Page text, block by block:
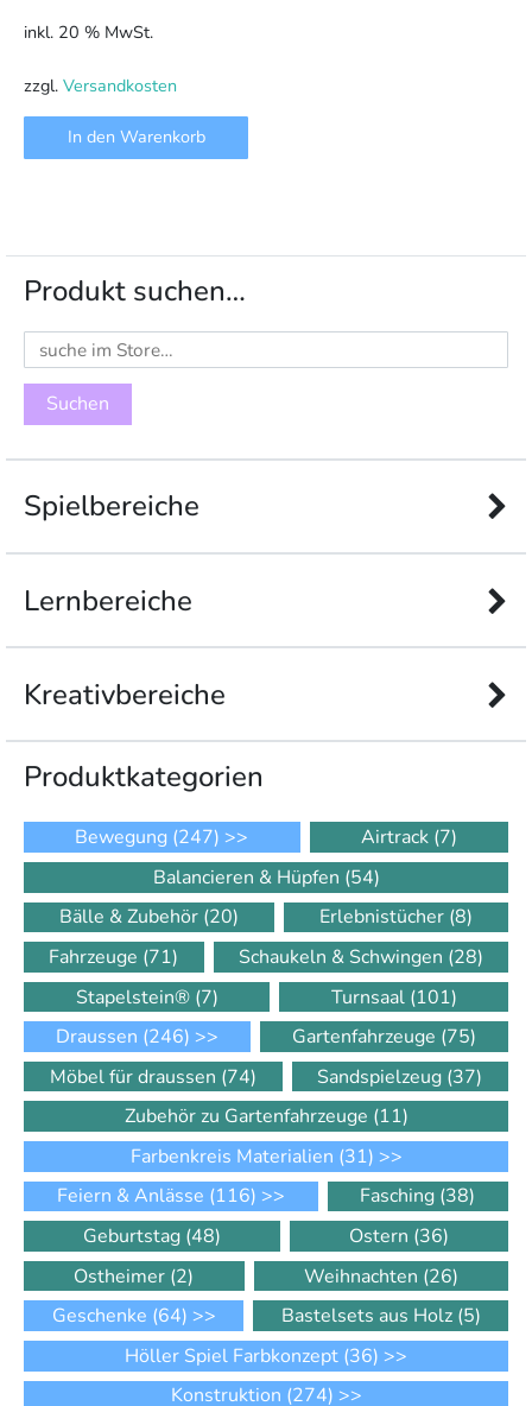
inkl. 20 % MwSt.
zzgl. Versandkosten
In den Warenkorb
Produkt suchen…
Suchen
nach:
Spielbereiche
Lernbereiche
Kreativbereiche
Produkt­kategorien
Bewegung (247) >> Airtrack (7)
Balancieren & Hüpfen (54)
Bälle & Zubehör (20) Erlebnistücher (8)
Fahrzeuge (71) Schaukeln & Schwingen (28)
Stapelstein® (7) Turnsaal (101)
Draussen (246) >> Gartenfahrzeuge (75)
Möbel für draussen (74) Sandspielzeug (37)
Zubehör zu Gartenfahrzeuge (11)
Farbenkreis Materialien (31) >>
Feiern & Anlässe (116) >> Fasching (38)
Geburtstag (48) Ostern (36)
Ostheimer (2) Weihnachten (26)
Geschenke (64) >> Bastelsets aus Holz (5)
Höller Spiel Farbkonzept (36) >>
Konstruktion (274) >>